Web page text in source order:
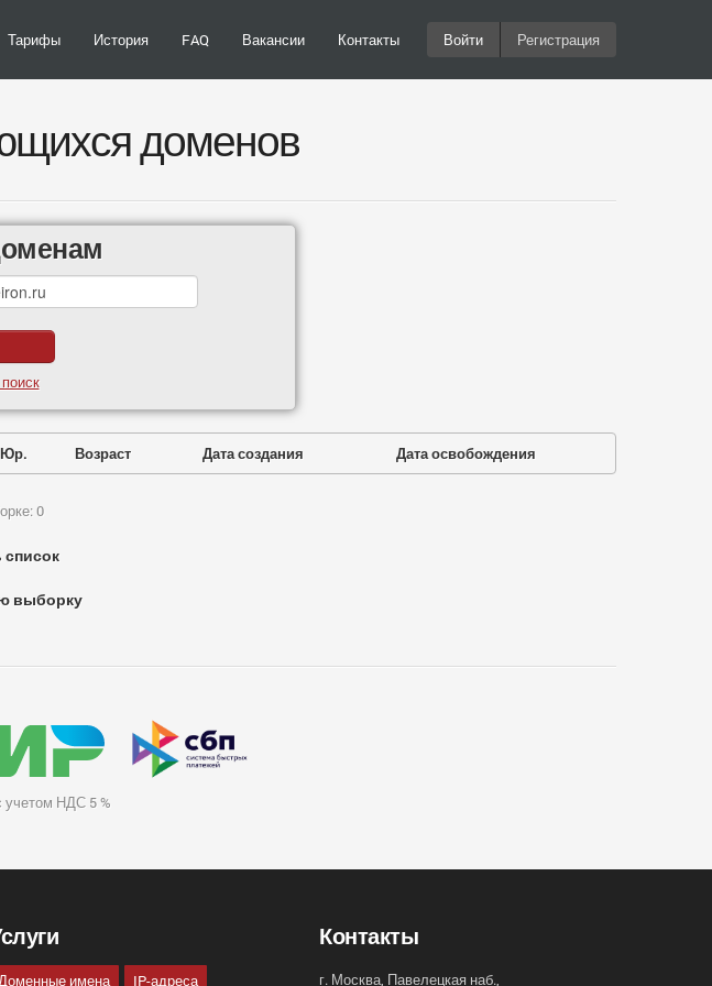
Тарифы История FAQ Вакансии Контакты Войти Регистрация
доменов
Юр. Возраст Дата создания Дата освобождения
0
список
выборку
НДС 5 %
Доменные имена IP-адреса
Контакты
г. Москва, Павелецкая наб.,